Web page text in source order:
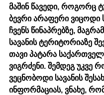
მაშინ წავედი, როგორც
ბევრი არაფერი ვიცოდი
ჩვენს წინაპრებზე,
სავანის ტერიტორიაზე
თავი პატარა
ვიგრძენი. შემდეგ უკვე
ვეცნობოდი სავანის
ინფორმაციას, ვნახე,